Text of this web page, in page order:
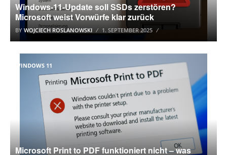
Windows-11-Update soll SSDs zerstören?
Microsoft weist Vorwürfe klar zurück
BY WOJCIECH ROSLANOWSKI 1. SEPTEMBER 2025
WINDOWS 11
Microsoft Print to PDF funktioniert nicht – was